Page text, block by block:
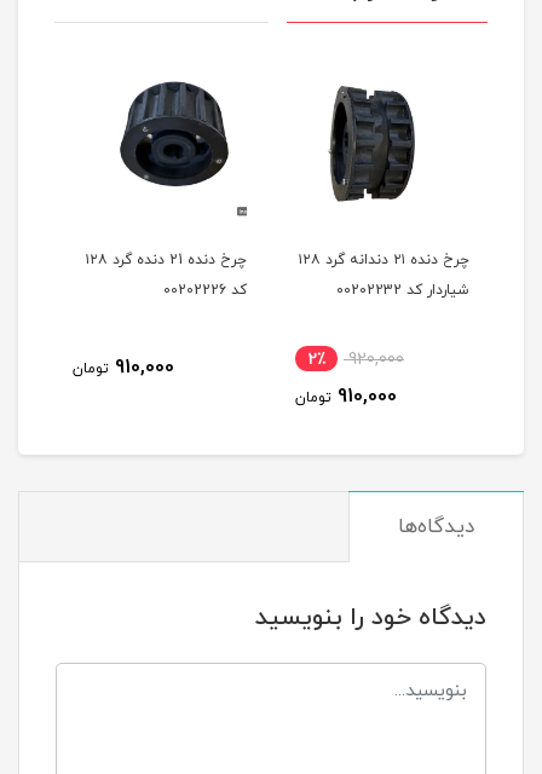
چرخ دنده ۲۱ دندانه گرد ۱۲۸
شیاردار کد 00202232
920,000 2٪
910,000 تومان
چرخ دنده 21 دنده گرد ۱۲۸
کد 00202226
910,000 تومان
دیدگاه‌ها
دیدگاه خود را بنویسید